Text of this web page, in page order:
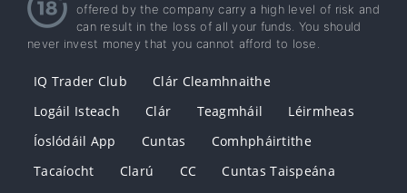
offered by the company carry a high level of risk and
can result in the loss of all your funds. You should
never invest money that you cannot afford to lose.
IQ Trader Club
Clár Cleamhnaithe
Logáil Isteach
Clár Teagmháil
Léirmheas
Íoslódáil App
Cuntas
Comhpháirtithe
Tacaíocht
Clarú CC
Cuntas Taispeána